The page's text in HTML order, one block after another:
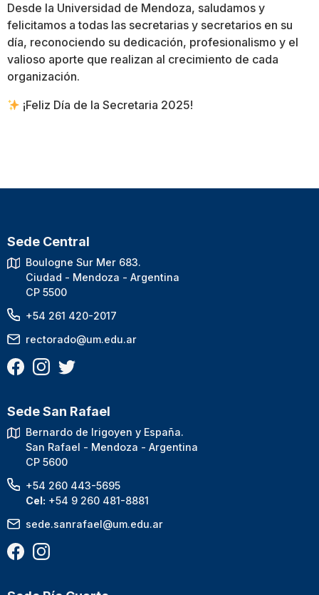
Desde la Universidad de Mendoza, saludamos y
felicitamos a todas las secretarias y secretarios en su
día, reconociendo su dedicación, profesionalismo y el
valioso aporte que realizan al crecimiento de cada
organización.
¡Feliz Día de la Secretaria 2025!
Sede Central
Boulogne Sur Mer 683.
Ciudad - Mendoza - Argentina
CP 5500
+54 261 420-2017
rectorado@um.edu.ar
Sede San Rafael
Bernardo de Irigoyen y España.
San Rafael - Mendoza - Argentina
CP 5600
+54 260 443-5695
Cel: +54 9 260 481-8881
sede.sanrafael@um.edu.ar